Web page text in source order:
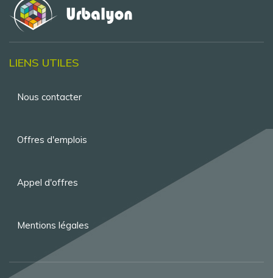
LIENS UTILES
Menu
de
Nous contacter
Offres d'emplois
Appel d'offres
Mentions légales